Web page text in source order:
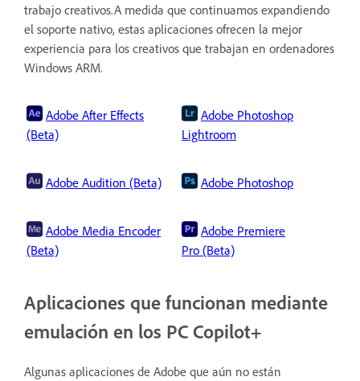
trabajo creativos.A medida que continuamos expandiendo
el soporte nativo, estas aplicaciones ofrecen la mejor
experiencia para los creativos que trabajan en ordenadores
Windows ARM.
Adobe After Effects
(Beta)
Adobe Photoshop
Lightroom
Adobe Audition (Beta) Adobe Photoshop
Adobe Media Encoder
(Beta)
Adobe Premiere
Pro (Beta)
Aplicaciones que funcionan mediante
emulación en los PC Copilot+
Algunas aplicaciones de Adobe que aún no están